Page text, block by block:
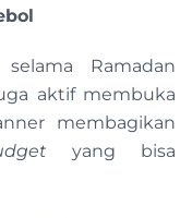
Ramadan
aktif membuka
membagikan
yang bisa